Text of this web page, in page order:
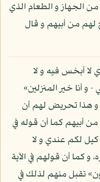
الجهاز و الطعام الذي
لهم من أبيهم و قال
لا أبخس فيه و لا
و أنا خير المنزلين»
و هذا تحريض لهم أن
من أبيهم كما أن قوله في
كيل لكم عندي و لا
و كما أن قولهم في الآية
تقبل منهم لذلك في